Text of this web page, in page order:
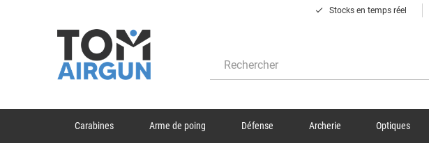
done Stocks en temps réel
Carabines Arme de poing Défense Archerie Optiques